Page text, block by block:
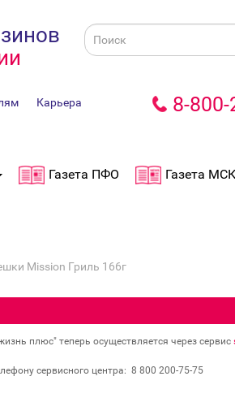
Карьера 8-
Газета ПФО Газета МСК
Mission Гриль 166г
плюс" теперь осуществляется через сервис
сервисного центра: 8 800 200‐75‐75